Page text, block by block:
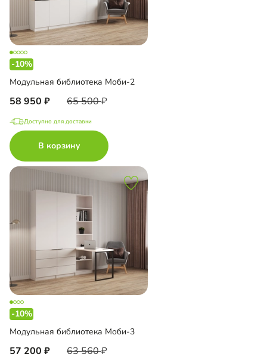
-10%
Модульная библиотека Моби-2
58 950 65 500
Доступно для доставки
В корзину
-10%
Модульная библиотека Моби-3
57 200 63 560